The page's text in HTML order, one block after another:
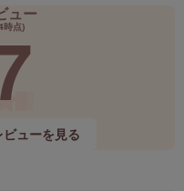
ュー
点)
ューを見る